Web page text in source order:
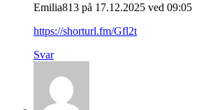
Emilia813 på 17.12.2025 ved 09:05
https://shorturl.fm/Gfl2t
Svar